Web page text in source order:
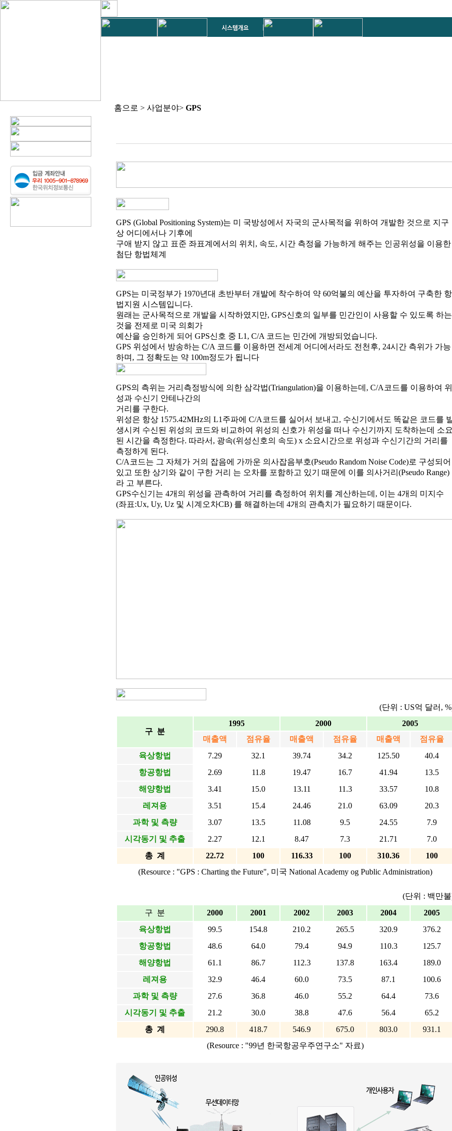
홈으로 > 사업분야> GPS
GPS (Global Positioning System)는 미 국방성에서 자국의 군사목적을 위하여 개발한 것으로 지구
상 어디에서나 기후에
구애 받지 않고 표준 좌표계에서의 위치, 속도, 시간 측정을 가능하게 해주는 인공위성을 이용한
첨단 항법체계
GPS는 미국정부가 1970년대 초반부터 개발에 착수하여 약 60억불의 예산을 투자하여 구축한 항
법지원 시스템입니다.
원래는 군사목적으로 개발을 시작하였지만, GPS신호의 일부를 민간인이 사용할 수 있도록 하는
것을 전제로 미국 의회가
예산을 승인하게 되어 GPS신호 중 L1, C/A 코드는 민간에 개방되었습니다.
GPS 위성에서 방송하는 C/A 코드를 이용하면 전세계 어디에서라도 전천후, 24시간 측위가 가능
하며, 그 정확도는 약 100m정도가 됩니다
GPS의 측위는 거리측정방식에 의한 삼각법(Triangulation)을 이용하는데, C/A코드를 이용하여 위
성과 수신기 안테나간의
거리를 구한다.
위성은 항상 1575.42MHz의 L1주파에 C/A코드를 실어서 보내고, 수신기에서도 똑같은 코드를
생시켜 수신된 위성의 코드와 비교하여 위성의 신호가 위성을 떠나 수신기까지 도착하는데 소
된 시간을 측정한다. 따라서, 광속(위성신호의 속도) x 소요시간으로 위성과 수신기간의 거리를
측정하게 된다.
C/A코드는 그 자체가 거의 잡음에 가까운 의사잡음부호(Pseudo Random Noise Code)로 구성되어
있고 또한 상기와 같이 구한 거리 는 오차를 포함하고 있기 때문에 이를 의사거리(Pseudo Range)
라 고 부른다.
GPS수신기는 4개의 위성을 관측하여 거리를 측정하여 위치를 계산하는데, 이는 4개의 미지수
(좌표:Ux, Uy, Uz 및 시계오차CB) 를 해결하는데 4개의 관측치가 필요하기 때문이다.
(단위 : US억 달러,
구 분
1995 2000
2005
매출액
점유율 매출액 점유율 매출액
점유율
육상항법
7.29 32.1 39.74 34.2 125.50
40.4
항공항법
2.69 11.8 19.47 16.7 41.94
13.5
해양항법
3.41 15.0 13.11 11.3 33.57
10.8
레져용
3.51 15.4 24.46 21.0 63.09
20.3
과학 및 측량
3.07 13.5 11.08 9.5 24.55
7.9
시각동기 및 추출
2.27 12.1 8.47 7.3 21.71
7.0
총 계
22.72 100 116.33 100 310.36
100
(Resource : "GPS : Charting the Future", 미국 National Academy og Public Administration)
(단위 : 백만
구 분
2000 2001 2002 2003 2004
2005
육상항법
99.5 154.8 210.2 265.5 320.9
376.2
항공항법
48.6 64.0 79.4 94.9 110.3
125.7
해양항법
61.1 86.7 112.3 137.8 163.4
189.0
레져용
32.9 46.4 60.0 73.5 87.1
100.6
과학 및 측량
27.6 36.8 46.0 55.2 64.4
73.6
시각동기 및 추출
21.2 30.0 38.8 47.6 56.4
65.2
총 계
290.8 418.7 546.9 675.0 803.0
931.1
(Resource : "99년 한국항공우주연구소" 자료)